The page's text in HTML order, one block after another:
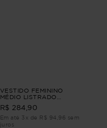
VESTIDO FEMININO
MÉDIO LISTRADO
PULSAR Azul G1
R$ 284,90
Em até 3x de R$ 94,96 sem
juros